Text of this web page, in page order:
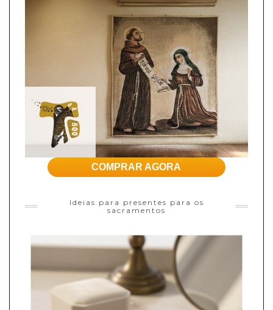
COMPRAR AGORA
Ideias para presentes para os
sacramentos